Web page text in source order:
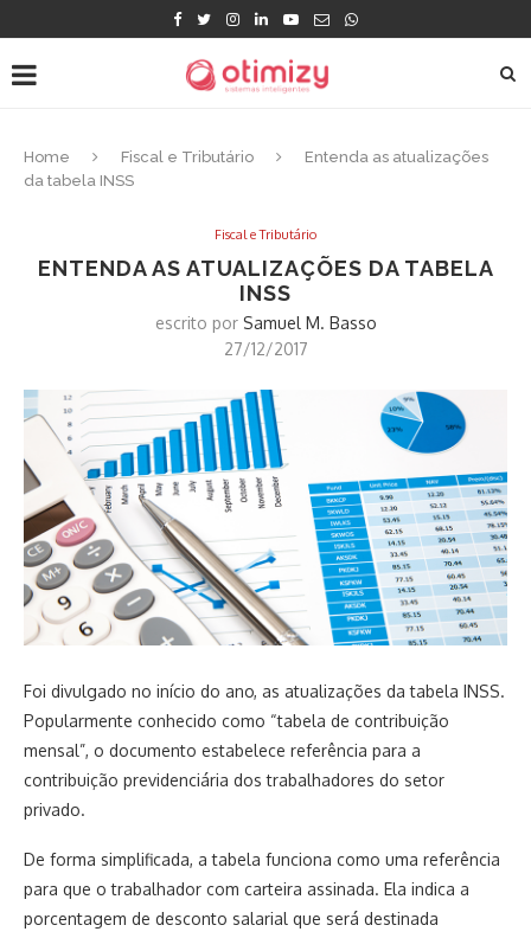
Home Fiscal e Tributário
Entenda as atualizações
da tabela INSS
Fiscal e Tributário
ENTENDA AS ATUALIZAÇÕES DA TABELA
INSS
escrito por Samuel M. Basso
27/12/2017
Foi divulgado no início do ano, as atualizações da tabela INSS.
Popularmente conhecido como “tabela de contribuição
mensal”, o documento estabelece referência para a
contribuição previdenciária dos trabalhadores do setor
privado.
De forma simplificada, a tabela funciona como uma referência
para que o trabalhador com carteira assinada. Ela indica a
porcentagem de desconto salarial que será destinada